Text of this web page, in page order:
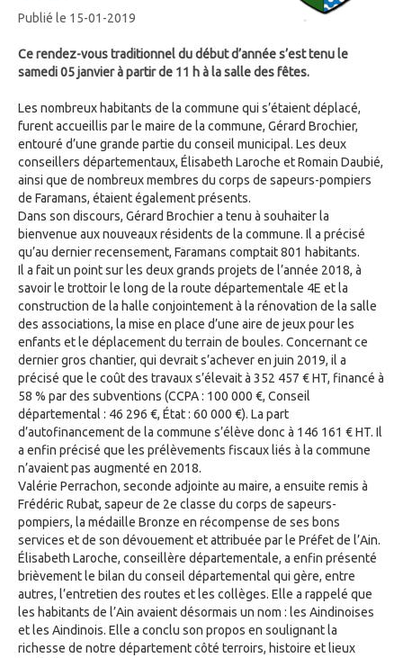
Publié le 15-01-2019
Ce rendez-vous traditionnel du début d’année s’est tenu le
samedi 05 janvier à partir de 11 h à la salle des fêtes.
Les nombreux habitants de la commune qui s’étaient déplacé,
furent accueillis par le maire de la commune, Gérard Brochier,
entouré d’une grande partie du conseil municipal. Les deux
conseillers départementaux, Élisabeth Laroche et Romain Daubié,
ainsi que de nombreux membres du corps de sapeurs-pompiers
de Faramans, étaient également présents.
Dans son discours, Gérard Brochier a tenu à souhaiter la
bienvenue aux nouveaux résidents de la commune. Il a précisé
qu’au dernier recensement, Faramans comptait 801 habitants.
Il a fait un point sur les deux grands projets de l’année 2018, à
savoir le trottoir le long de la route départementale 4E et la
construction de la halle conjointement à la rénovation de la salle
des associations, la mise en place d’une aire de jeux pour les
enfants et le déplacement du terrain de boules. Concernant ce
dernier gros chantier, qui devrait s’achever en juin 2019, il a
précisé que le coût des travaux s’élevait à 352 457 € HT, financé à
58 % par des subventions (CCPA : 100 000 €, Conseil
départemental : 46 296 €, État : 60 000 €). La part
d’autofinancement de la commune s’élève donc à 146 161 € HT. Il
a enfin précisé que les prélèvements fiscaux liés à la commune
n’avaient pas augmenté en 2018.
Valérie Perrachon, seconde adjointe au maire, a ensuite remis à
Frédéric Rubat, sapeur de 2e classe du corps de sapeurs-
pompiers, la médaille Bronze en récompense de ses bons
services et de son dévouement et attribuée par le Préfet de l’Ain.
Élisabeth Laroche, conseillère départementale, a enfin présenté
brièvement le bilan du conseil départemental qui gère, entre
autres, l’entretien des routes et les collèges. Elle a rappelé que
les habitants de l’Ain avaient désormais un nom : les Aindinoises
et les Aindinois. Elle a conclu son propos en soulignant la
richesse de notre département côté terroirs, histoire et lieux